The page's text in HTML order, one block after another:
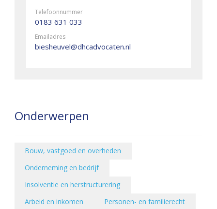
Telefoonnummer
0183 631 033
Emailadres
biesheuvel@dhcadvocaten.nl
Onderwerpen
Bouw, vastgoed en overheden
Onderneming en bedrijf
Insolventie en herstructurering
Arbeid en inkomen
Personen- en familierecht